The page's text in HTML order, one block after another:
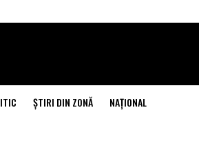
ŞTIRI DIN ZONĂ NAŢIONAL